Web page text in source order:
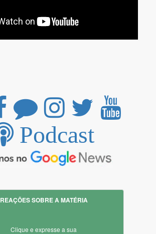
Podcast
REAÇÕES SOBRE A MATÉRIA
Clique e expresse a sua